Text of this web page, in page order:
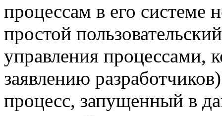
процессам в его системе
простой
управления процессами,
заявлению
процесс, запущенный в